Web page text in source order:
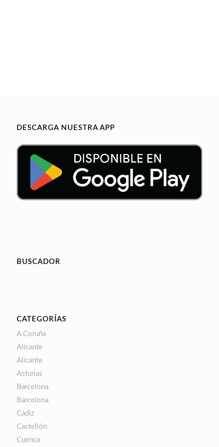
DESCARGA NUESTRA APP
BUSCADOR
CATEGORÍAS
A Coruña
Alicante
Alicante
Asturias
Barcelona
Barcelona
Cádiz
Castellón
Cuenca